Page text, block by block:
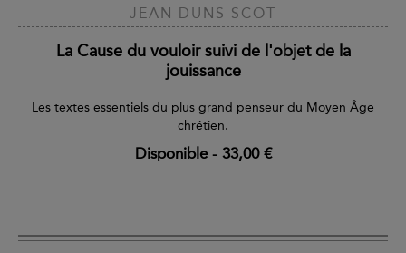
JEAN DUNS SCOT
La Cause du vouloir suivi de l'objet de la
jouissance
Les textes essentiels du plus grand penseur du Moyen Âge
chrétien.
Disponible- 33,00 €